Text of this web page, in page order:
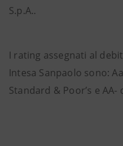
S.p.A..
I rating assegnati al
Intesa Sanpaolo sono:
Standard & Poor’s e AA-